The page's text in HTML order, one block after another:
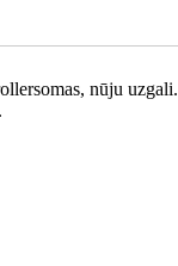
nūju uzgali.